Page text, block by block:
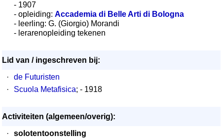
- 1907
- opleiding: Accademia di Belle Arti di Bologna
- leerling: G. (Giorgio) Morandi
- lerarenopleiding tekenen
Lid van / ingeschreven bij:
·
de Futuristen
·
Scuola Metafisica; - 1918
Activiteiten (algemeen/overig):
·
solotentoonstelling